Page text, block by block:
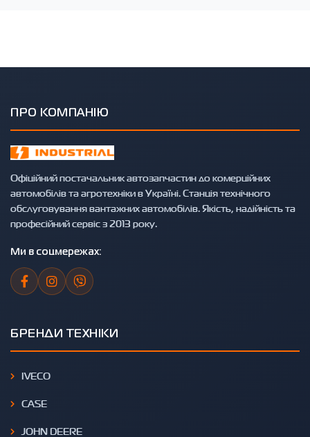
ПРО КОМПАНІЮ
Офіційний постачальник автозапчастин до комерційних
автомобілів та агротехніки в Україні. Станція технічного
обслуговування вантажних автомобілів. Якість, надійність та
професійний сервіс з 2013 року.
Ми в соцмережах:
БРЕНДИ ТЕХНІКИ
IVECO
CASE
JOHN DEERE